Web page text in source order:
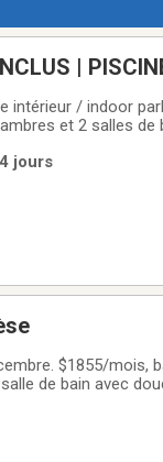
|
intérieur / indoor
et 2 salles de
jours
$1855/mois,
de bain avec